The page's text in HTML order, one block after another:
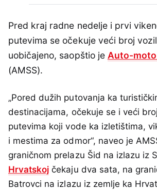
Pred kraj radne nedelje i prvi
putevima se očekuje veći broj
uobičajeno, saopštio je Auto-moto
(AMSS).
„Pored dužih putovanja ka
destinacijama, očekuje se i veći
putevima koji vode ka izletištima,
i mestima za odmor“, naveo je
graničnom prelazu Šid na izlazu iz
Hrvatskoj čekaju dva sata, na
Batrovci na izlazu iz zemlje ka